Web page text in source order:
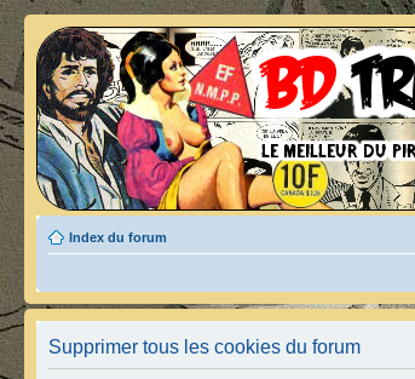
Index du forum
Supprimer tous les cookies du forum